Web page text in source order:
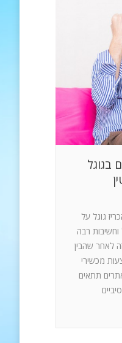
בגוגל
ב-21 באפריל הכריז גוגל על
וחשיבות רבה
לאחר שהבין
מכשירי
תתאים